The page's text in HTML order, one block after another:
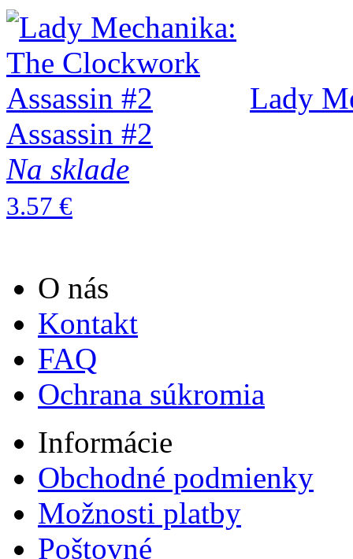
Lady
Assassin #2
Na sklade
3.57 €
O nás
Kontakt
FAQ
Ochrana súkromia
Informácie
Obchodné podmienky
Možnosti platby
Poštovné